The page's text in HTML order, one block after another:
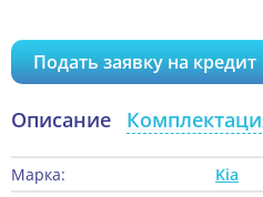
Подать заявку на кредит
Описание
Марка:
Kia